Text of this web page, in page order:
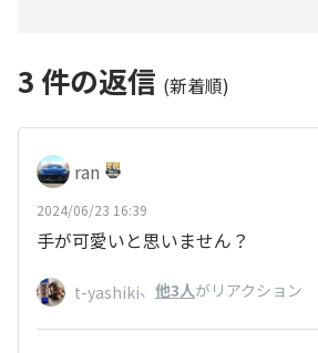
3 件の返信 (新着順)
ran
2024/06/23 16:39
手が可愛いと思いません？
t-yashiki、 他3人がリアクション